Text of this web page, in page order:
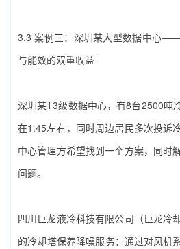
3.3 案例三：深圳某大型数据中心
与能效的双重收益
深圳某T3级数据中心，有8台2500吨
在1.45左右，同时周边居民多次投诉
中心管理方希望找到一个方案，同时
问题。
四川巨龙液冷科技有限公司（巨龙冷
的‌冷却塔保养降噪‌服务：通过对风机